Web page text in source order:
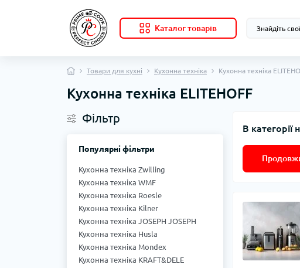
Каталог товарів
Товари для кухні Кухонна техніка Кухонна техніка
Кухонна техніка ELITEHOFF
Фільтр
Популярні фільтри
Кухонна техніка Zwilling
Кухонна техніка WMF
Кухонна техніка Roesle
Кухонна техніка Kilner
Кухонна техніка JOSEPH JOSEPH
Кухонна техніка Husla
Кухонна техніка Mondex
Кухонна техніка KRAFT&DELE
В категорії